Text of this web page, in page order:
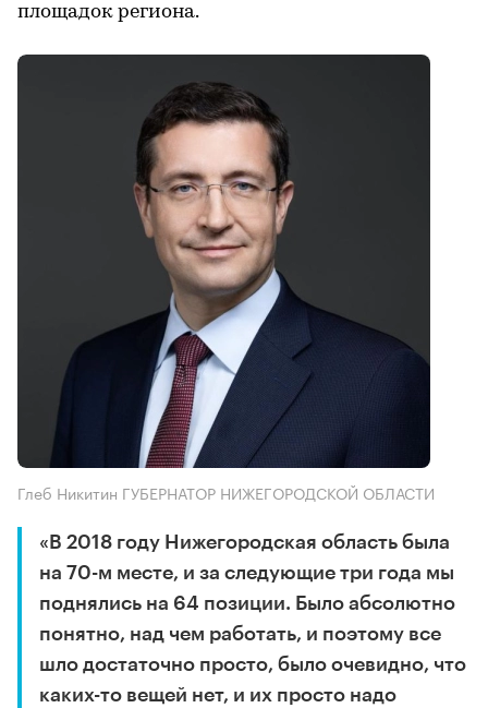
площадок региона.
Глеб Никитин ГУБЕРНАТОР НИЖЕГОРОДСКОЙ ОБЛАСТИ
«В 2018 году Нижегородская область была
на 70-м месте, и за следующие три года мы
поднялись на 64 позиции. Было абсолютно
понятно, над чем работать, и поэтому все
шло достаточно просто, было очевидно, что
каких-то вещей нет, и их просто надо